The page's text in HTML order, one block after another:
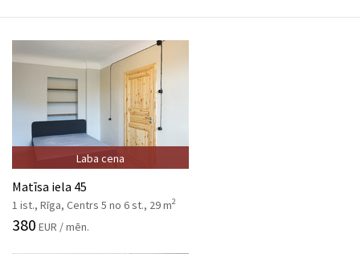
Laba cena
Matīsa iela 45
1 ist., Rīga, Centrs 5 no 6 st., 29 m2
380 EUR / mēn.